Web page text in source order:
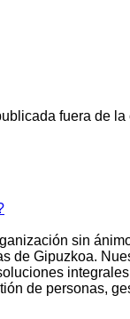
fuera de
sin
de Gipuzkoa.
de personas,